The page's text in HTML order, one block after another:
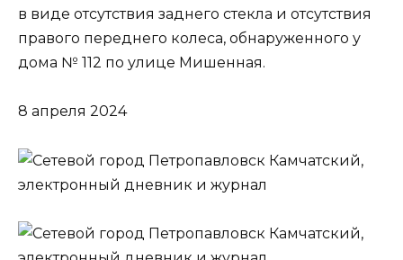
в виде отсутствия заднего стекла и отсутствия
правого переднего колеса, обнаруженного у
дома № 112 по улице Мишенная.
8 апреля 2024